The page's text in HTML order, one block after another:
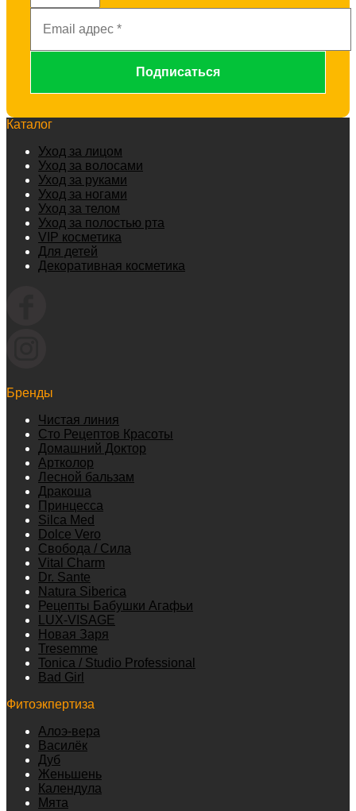
адрес
*
Каталог
Уход за лицом
Уход за волосами
Уход за руками
Уход за ногами
Уход за телом
Уход за полостью рта
VIP косметика
Для детей
Декоративная косметика
Бренды
Чистая линия
Сто Рецептов Красоты
Домашний Доктор
Артколор
Лесной бальзам
Дракоша
Принцесса
Silca Med
Dolce Vero
Свобода / Сила
Vital Charm
Dr. Sante
Natura Siberica
Рецепты Бабушки Агафьи
LUX-VISAGE
Новая Заря
Tresemme
Tonica / Studio Professional
Bad Girl
Фитоэкпертиза
Алоэ-вера
Василёк
Дуб
Женьшень
Календула
Мята